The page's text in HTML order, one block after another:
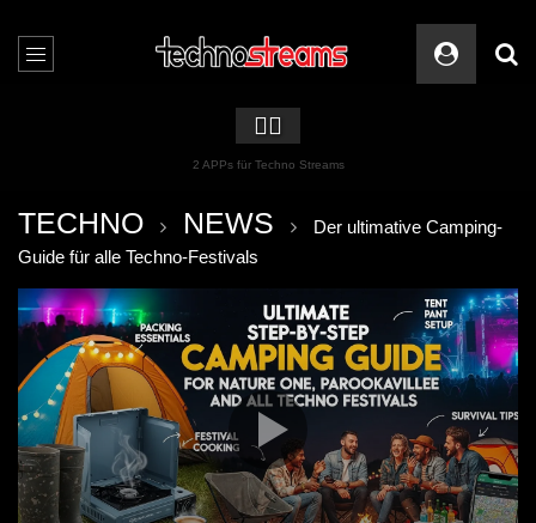
🏳️‍🌈
2 APPs für Techno Streams
TECHNO NEWS
Der ultimative Camping-
Guide für alle Techno-Festivals
Video-
Player